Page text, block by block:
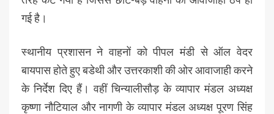
गई है।
स्थानीय प्रशासन ने वाहनों को पीपल मंडी से ऑल वेदर
बायपास होते हुए बडेथी और उत्तरकाशी की ओर आवाजाही करने
के निर्देश दिए हैं। वहीं चिन्यालीसौड़ के व्यापार मंडल अध्यक्ष
कृष्णा नौटियाल और नागणी के व्यापार मंडल अध्यक्ष पूरण सिंह